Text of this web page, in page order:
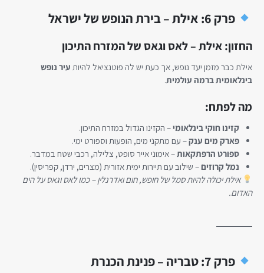
פרק 6: אילת – בירת הנופש של ישראל
החזון: אילת – לאס וגאס של המזרח התיכון
אילת כבר מזמן יעד נופש, אך כעת יש לה פוטנציאל להיות עיר נופש
בינלאומית ברמה עולמית.
מה לפתח:
קזינו חוקי בינלאומי– הקזינו הגדול במזרח התיכון.
פארק מים ענק– עם מתקני מים, הופעות וספורט ימי.
ספורט הרפתקאות– אימוני אייר סופט, צלילה, רכבי שטח במדבר.
נמל קרוזים– שילוב עם תיירות ימית אזורית (מצרים, ירדן, קפריסין).
אילת יכולה להיות סמל של חופש, חום ואדרנלין – כמו לאס וגאס על הים
האדום.
פרק 7: טבריה – פנינת הכנרת